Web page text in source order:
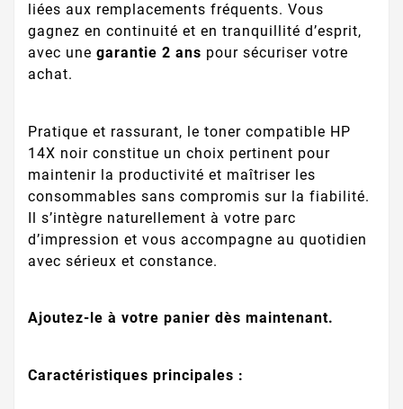
liées aux remplacements fréquents. Vous
gagnez en continuité et en tranquillité d’esprit,
avec une garantie 2 ans pour sécuriser votre
achat.
Pratique et rassurant, le toner compatible HP
14X noir constitue un choix pertinent pour
maintenir la productivité et maîtriser les
consommables sans compromis sur la fiabilité.
Il s’intègre naturellement à votre parc
d’impression et vous accompagne au quotidien
avec sérieux et constance.
Ajoutez-le à votre panier dès maintenant.
Caractéristiques principales :